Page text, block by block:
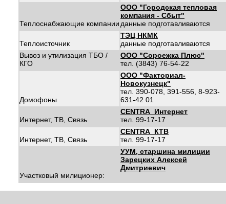
Теплоснабжающие компании
ООО "Городская тепловая
компания - Сбыт"
данные подготавливаются
Теплоисточник
ТЭЦ НКМК
данные подготавливаются
Вывоз и утилизация ТБО /
КГО
ООО "Сороежка Плюс"
тел. (3843) 76-54-22
Домофоны
ООО "Факториал-
Новокузнецк"
тел. 390-078, 391-556, 8-923-
631-42 01
Интернет, ТВ, Связь
CENTRA_Интернет
тел. 99-17-17
Интернет, ТВ, Связь
CENTRA_КТВ
тел. 99-17-17
Участковый милиционер:
УУМ, старшина милиции
Зарецких Алексей
Дмитриевич